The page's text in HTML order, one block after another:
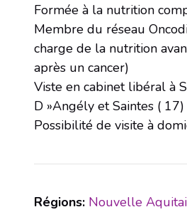
Formée à la nutrition
Membre du réseau
charge de la nutrition
après un cancer)
Viste en cabinet libéral à
D »Angély et Saintes ( 17)
Possibilité de visite à
Régions: Nouvelle